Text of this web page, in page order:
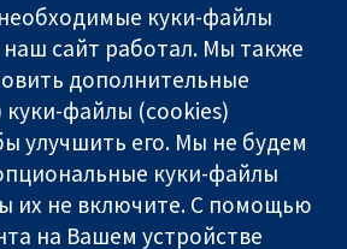
11-13 Cavendish
Square
London
W1G 0AN
Связаться с
нами
Новости
Пресс-
куки-файлы
сайт работал. Мы также
дополнительные
файлы (cookies)
улучшить его. Мы не будем
куки-файлы
их не включите. С помощью
на Вашем устройстве